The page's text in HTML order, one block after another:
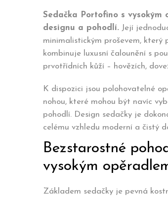
Sedačka Portofino s
designu a pohodlí. Její
minimalistickým proševem, který
kombinuje luxusní čalounění s
prvotřídních kůží – hovězích,
K dispozici jsou polohovatelné
nohou, které mohou být navíc
pohodlí. Design sedačky je
celému vzhledu moderní a čistý
Bezstarostné
vysokým
Základem sedačky je pevná